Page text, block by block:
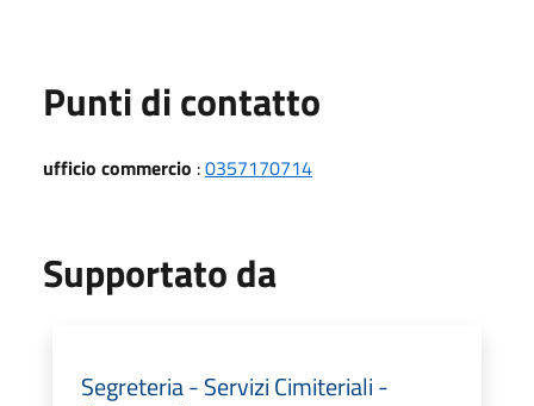
Punti di contatto
ufficio commercio :0357170714
Supportato da
Segreteria - Servizi Cimiteriali -